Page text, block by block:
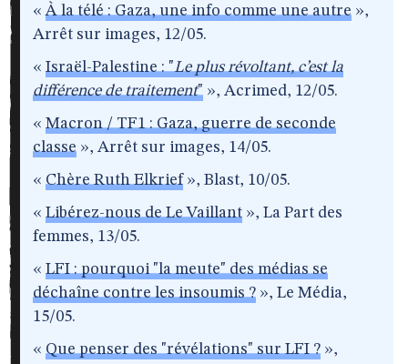
«À la télé : Gaza, une info comme une autre »,
Arrêt sur images, 12/05.
« Israël-Palestine : "Le plus révoltant, c’est la
différence de traitement" », Acrimed, 12/05.
« Macron / TF1 : Gaza, guerre de seconde
classe », Arrêt sur images, 14/05.
« Chère Ruth Elkrief», Blast, 10/05.
« Libérez-nous de Le Vaillant », La Part des
femmes, 13/05.
« LFI : pourquoi "la meute" des médias se
déchaîne contre les insoumis ? », Le Média,
15/05.
« Que penser des "révélations" sur LFI ? »,